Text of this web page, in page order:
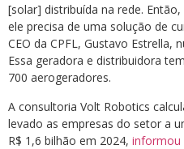
[solar] distribuída na rede.
ele precisa de uma solução de
CEO da CPFL, Gustavo Estrella,
Essa geradora e distribuidora
700 aerogeradores.
A consultoria Volt Robotics
levado as empresas do setor a
R$ 1,6 bilhão em 2024, informou